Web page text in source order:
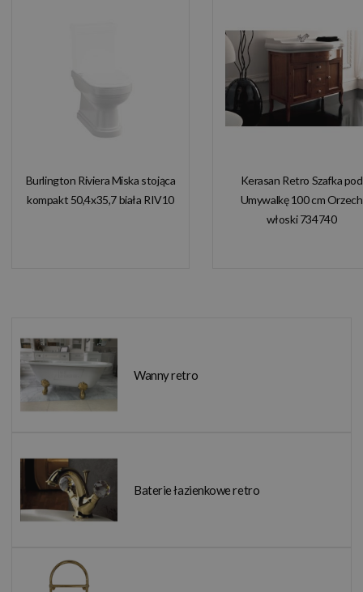
Burlington Riviera Miska stojąca
kompakt 50,4x35,7 biała RIV10
Kerasan Retro Szafka pod
Umywalkę 100 cm Orzech
włoski 734740
Wanny retro
Baterie łazienkowe retro